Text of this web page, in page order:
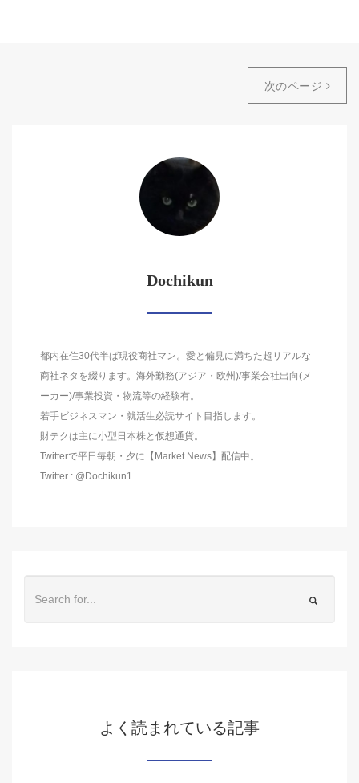
次のページ
Dochikun
都内在住30代半ば現役商社マン。愛と偏見に満ちた超リアルな
商社ネタを綴ります。海外勤務(アジア・欧州)/事業会社出向(メ
ーカー)/事業投資・物流等の経験有。
若手ビジネスマン・就活生必読サイト目指します。
財テクは主に小型日本株と仮想通貨。
Twitterで平日毎朝・夕に【Market News】配信中。
Twitter : @Dochikun1
よく読まれている記事